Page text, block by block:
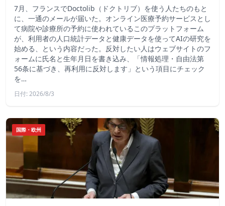
7月、フランスでDoctolib（ドクトリブ）を使う人たちのもと
に、一通のメールが届いた。オンライン医療予約サービスとし
て病院や診療所の予約に使われているこのプラットフォーム
が、利用者の人口統計データと健康データを使ってAIの研究を
始める、という内容だった。反対したい人はウェブサイトのフ
ォームに氏名と生年月日を書き込み、「情報処理・自由法第
56条に基づき、再利用に反対します」という項目にチェック
を…
日付: 2026/8/3
国際・欧州